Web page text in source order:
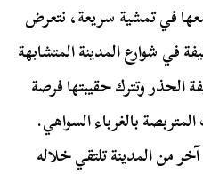
في تمشية سريعة، نتعرض
في شوارع المدينة المتشابهة
الحذر وتترك حقيبتها فرصة
بالغرباء السواهي.
من المدينة تلتقي خلاله